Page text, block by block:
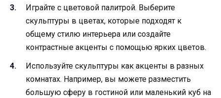
Играйте с цветовой палитрой. Выберите
скульптуры в цветах, которые подходят к
общему стилю интерьера или создайте
контрастные акценты с помощью ярких цветов.
Используйте скульптуры как акценты в разных
комнатах. Например, вы можете разместить
большую сферу в гостиной или маленький куб на